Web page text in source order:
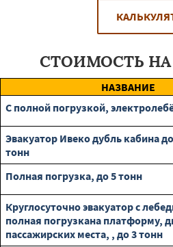
СТОИМОСТЬ НА
НАЗВАНИЕ
С полной погрузкой,
Эвакуатор Ивеко дубль кабина
тонн
Полная погрузка, до 5 тонн
Круглосуточно эвакуатор с
полная погрузкана платформу,
пассажирских места, , до 3 тонн